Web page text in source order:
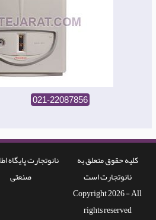
021-22087856
نانوتجارت پایگاه
صنعتی
کلیه حقوق متعلق به
نانوتجارت است
Copyright 2026 - All
rights reserved